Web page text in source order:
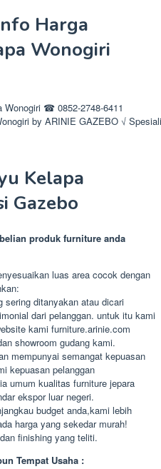
Harga
Wonogiri
by ARINIE GAZEBO √
Kelapa
Gazebo
produk furniture anda
luas area cocok dengan
sering ditanyakan atau dicari
dari pelanggan. untuk itu kami
kami furniture.arinie.com
showroom gudang kami.
mempunyai semangat kepuasan
kepuasan pelanggan
umum kualitas furniture jepara
ekspor luar negeri.
budget anda,kami lebih
harga yang sekedar murah!
finishing yang teliti.
Tempat Usaha :